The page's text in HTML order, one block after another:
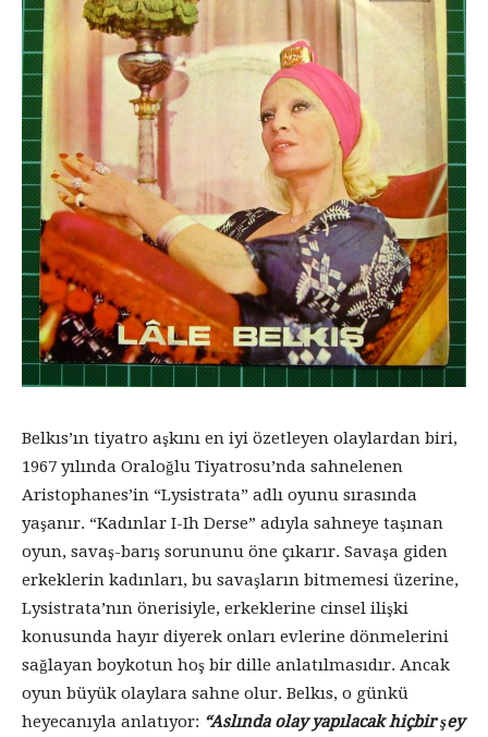
Belkıs’ın tiyatro aşkını en iyi özetleyen olaylardan biri,
1967 yılında Oraloğlu Tiyatrosu’nda sahnelenen
Aristophanes’in “Lysistrata” adlı oyunu sırasında
yaşanır. “Kadınlar I-Ih Derse” adıyla sahneye taşınan
oyun, savaş-barış sorununu öne çıkarır. Savaşa giden
erkeklerin kadınları, bu savaşların bitmemesi üzerine,
Lysistrata’nın önerisiyle, erkeklerine cinsel ilişki
konusunda hayır diyerek onları evlerine dönmelerini
sağlayan boykotun hoş bir dille anlatılmasıdır. Ancak
oyun büyük olaylara sahne olur. Belkıs, o günkü
heyecanıyla anlatıyor: “Aslında olay yapılacak hiçbir şey